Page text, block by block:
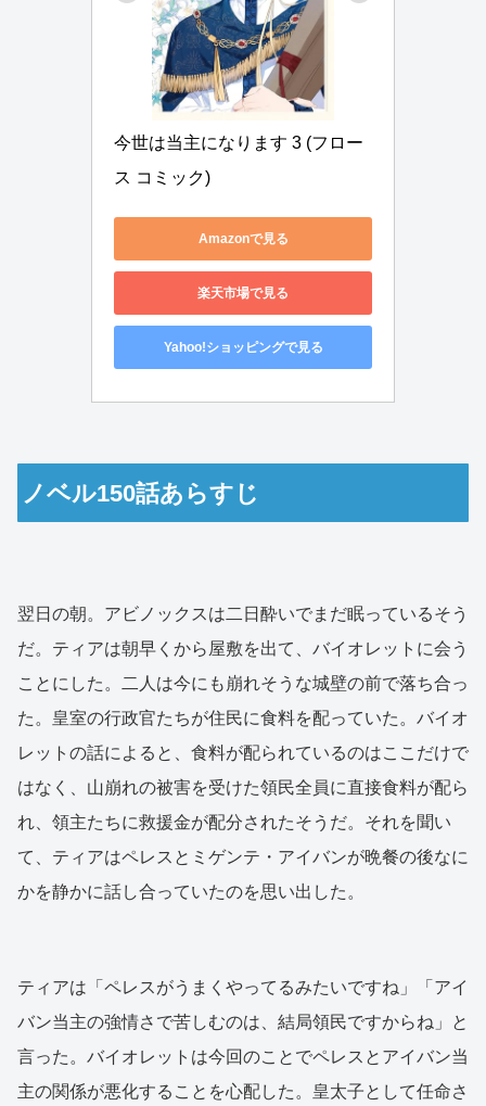
今世は当主になります 3 (フロー
ス コミック)
Amazonで見る
楽天市場で見る
Yahoo!ショッピングで見る
ノベル150話あらすじ
翌日の朝。アビノックスは二日酔いでまだ眠っているそう
だ。ティアは朝早くから屋敷を出て、バイオレットに会う
ことにした。二人は今にも崩れそうな城壁の前で落ち合っ
た。皇室の行政官たちが住民に食料を配っていた。バイオ
レットの話によると、食料が配られているのはここだけで
はなく、山崩れの被害を受けた領民全員に直接食料が配ら
れ、領主たちに救援金が配分されたそうだ。それを聞い
て、ティアはペレスとミゲンテ・アイバンが晩餐の後なに
かを静かに話し合っていたのを思い出した。
ティアは「ペレスがうまくやってるみたいですね」「アイ
バン当主の強情さで苦しむのは、結局領民ですからね」と
言った。バイオレットは今回のことでペレスとアイバン当
主の関係が悪化することを心配した。皇太子として任命さ